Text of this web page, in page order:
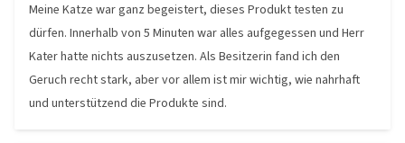
Meine Katze war ganz begeistert, dieses Produkt testen zu
dürfen. Innerhalb von 5 Minuten war alles aufgegessen und Herr
Kater hatte nichts auszusetzen. Als Besitzerin fand ich den
Geruch recht stark, aber vor allem ist mir wichtig, wie nahrhaft
und unterstützend die Produkte sind.